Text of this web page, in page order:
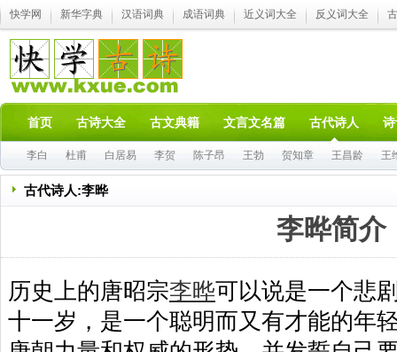
快学网 新华字典 汉语词典 成语词典 近义词大全 反义词大全
首页 古诗大全 古文典籍 文言文名篇 古代诗人
李白 杜甫 白居易 李贺 陈子昂 王勃 贺知章 王昌龄 王
古代诗人:李晔
李晔简介
历史上的唐昭宗李晔可以说是一个悲
十一岁，是一个聪明而又有才能的年